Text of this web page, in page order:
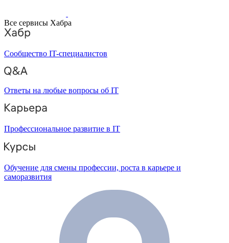
Все сервисы Хабра
Сообщество IT-специалистов
Ответы на любые вопросы об IT
Профессиональное развитие в IT
Обучение для смены профессии, роста в карьере и
саморазвития